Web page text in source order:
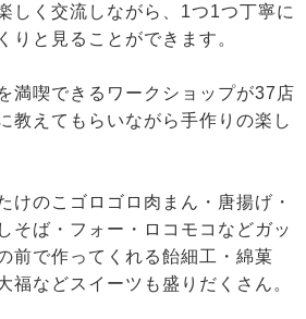
しく交流しながら、1つ1つ丁寧に
りと見ることができます。
満喫できるワークショップが37店
教えてもらいながら手作りの楽し
けのこゴロゴロ肉まん・唐揚げ・
そば・フォー・ロコモコなどガッ
前で作ってくれる飴細工・綿菓
福などスイーツも盛りだくさん。